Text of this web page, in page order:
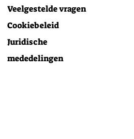
Veelgestelde vragen
Cookiebeleid
Juridische
mededelingen